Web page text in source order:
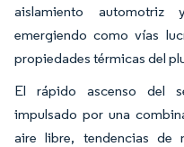
aislamiento
emergiendo como vías
propiedades térmicas del
El rápido ascenso del
impulsado por una
aire libre, tendencias de